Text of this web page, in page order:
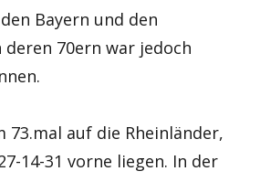
Bayern und den
deren 70ern war jedoch
73.mal auf die Rheinländer,
14-31 vorne liegen. In der